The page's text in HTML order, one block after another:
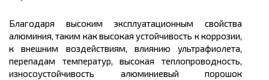
Благодаря высоким эксплуатационным свойства
алюминия, таким как высокая устойчивость к коррозии,
к внешним воздействиям, влиянию ультрафиолета,
перепадам температур, высокая теплопроводность,
износоустойчивость алюминиевый порошок